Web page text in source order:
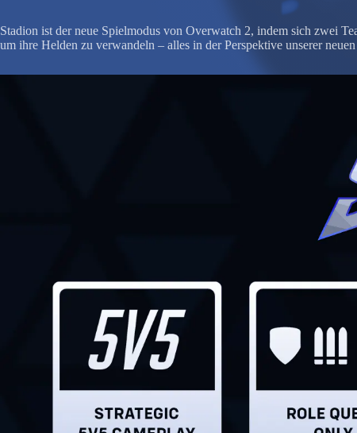
Stadion ist der neue Spielmodus von Overwatch 2, indem sich zwei
um ihre Helden zu verwandeln – alles in der Perspektive unserer